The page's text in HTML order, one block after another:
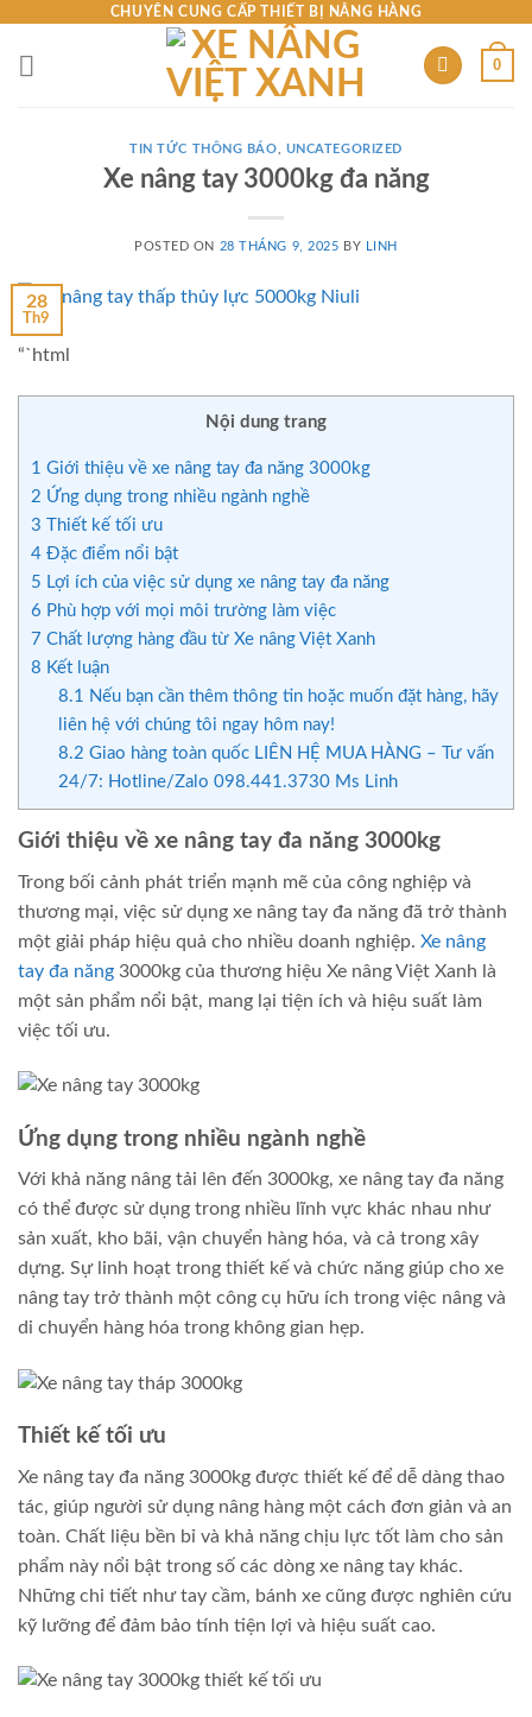
content
CHUYÊN CUNG CẤP THIẾT BỊ NÂNG HÀNG
0
TIN TỨC THÔNG BÁO UNCATEGORIZED
Xe nâng tay 3000kg đa năng
POSTED ON 28 THÁNG 9, 2025 BY LINH
28
Th9
“`html
Nội dung trang
1 Giới thiệu về xe nâng tay đa năng 3000kg
2 Ứng dụng trong nhiều ngành nghề
3 Thiết kế tối ưu
4 Đặc điểm nổi bật
5 Lợi ích của việc sử dụng xe nâng tay đa năng
6 Phù hợp với mọi môi trường làm việc
7 Chất lượng hàng đầu từ Xe nâng Việt Xanh
8 Kết luận
8.1 Nếu bạn cần thêm thông tin hoặc muốn đặt hàng, hãy
liên hệ với chúng tôi ngay hôm nay!
8.2 Giao hàng toàn quốc LIÊN HỆ MUA HÀNG – Tư vấn
24/7: Hotline/Zalo 098.441.3730 Ms Linh
Giới thiệu về xe nâng tay đa năng 3000kg
Trong bối cảnh phát triển mạnh mẽ của công nghiệp và
thương mại, việc sử dụng xe nâng tay đa năng đã trở thành
một giải pháp hiệu quả cho nhiều doanh nghiệp. Xe nâng
tay đa năng 3000kg của thương hiệu Xe nâng Việt Xanh là
một sản phẩm nổi bật, mang lại tiện ích và hiệu suất làm
việc tối ưu.
Ứng dụng trong nhiều ngành nghề
Với khả năng nâng tải lên đến 3000kg, xe nâng tay đa năng
có thể được sử dụng trong nhiều lĩnh vực khác nhau như
sản xuất, kho bãi, vận chuyển hàng hóa, và cả trong xây
dựng. Sự linh hoạt trong thiết kế và chức năng giúp cho xe
nâng tay trở thành một công cụ hữu ích trong việc nâng và
di chuyển hàng hóa trong không gian hẹp.
Thiết kế tối ưu
Xe nâng tay đa năng 3000kg được thiết kế để dễ dàng thao
tác, giúp người sử dụng nâng hàng một cách đơn giản và an
toàn. Chất liệu bền bỉ và khả năng chịu lực tốt làm cho sản
phẩm này nổi bật trong số các dòng xe nâng tay khác.
Những chi tiết như tay cầm, bánh xe cũng được nghiên cứu
kỹ lưỡng để đảm bảo tính tiện lợi và hiệu suất cao.